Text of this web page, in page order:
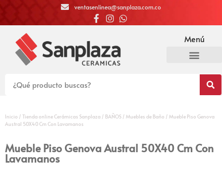
ventasenlinea@sanplaza.com.co
Menú
Inicio / Tienda online Cerámicas Sanplaza / BAÑOS / Muebles de Baño / Mueble Piso Genova
Austral 50X40 Cm Con Lavamanos
Mueble Piso Genova Austral 50X40 Cm Con
Lavamanos